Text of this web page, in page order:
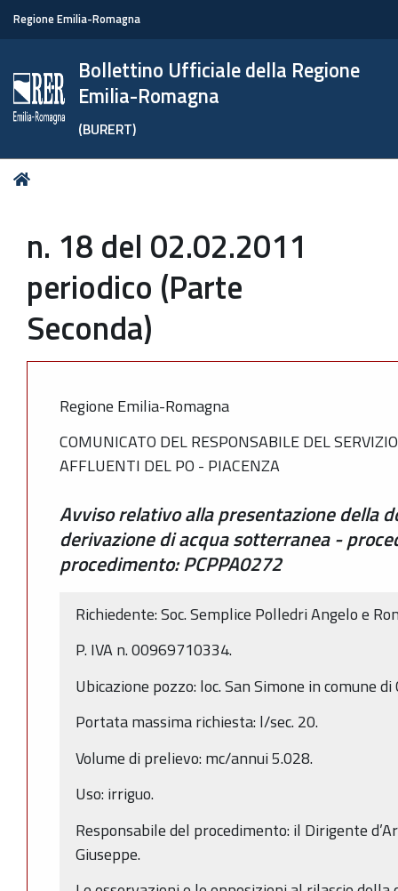
Regione Emilia-Romagna
Bollettino Ufficiale della Regione
Emilia-Romagna
(BURERT)
Tu
n. 18 del 02.02.2011
periodico (Parte
Seconda)
Regione Emilia-Romagna
COMUNICATO DEL RESPONSABILE DEL
AFFLUENTI DEL PO - PIACENZA
Avviso relativo alla presentazione della
derivazione di acqua sotterranea -
procedimento: PCPPA0272
Richiedente: Soc. Semplice Polledri Angelo e
P. IVA n. 00969710334.
Ubicazione pozzo: loc. San Simone in comune di
Portata massima richiesta: l/sec. 20.
Volume di prelievo: mc/annui 5.028.
Uso: irriguo.
Responsabile del procedimento: il Dirigente
Giuseppe.